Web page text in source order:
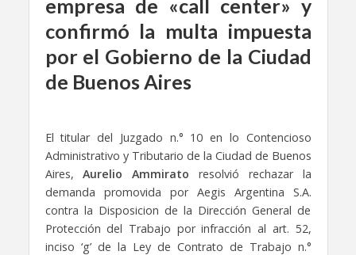
empresa de «call center» y
confirmó la multa impuesta
por el Gobierno de la Ciudad
de Buenos Aires
El titular del Juzgado n.° 10 en lo Contencioso
Administrativo y Tributario de la Ciudad de Buenos
Aires,Aurelio Ammirato resolvió rechazar la
demanda promovida por Aegis Argentina S.A.
contra la Disposicion de la Dirección General de
Protección del Trabajo por infracción al art. 52,
inciso ‘g’ de la Ley de Contrato de Trabajo n.°